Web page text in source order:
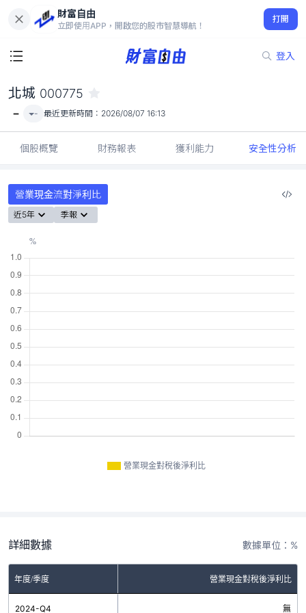
財富自由
立即使用APP，開啟您的股市智慧導航！
打開
登入
-
北城 000775
- - 最近更新時間： 2026/08/07 16:13
個股概覽 財務報表 獲利能力 安全性分析
營業現金流對淨利比
近5年 季報
營業現金對稅後淨利比
詳細數據 數據單位：%
年度/季度 營業現金對稅後淨利比
2024-Q4 無